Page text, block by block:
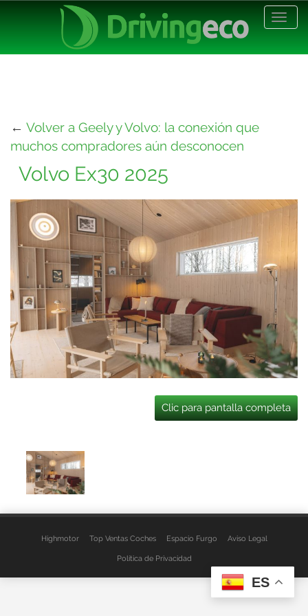
← Volver a Geely y Volvo: la conexión que
muchos compradores aún desconocen
Volvo Ex30 2025
Clic para pantalla completa
Highmotor Top Ventas Coches Espacio Furgo Aviso Legal
Política de Privacidad
ES